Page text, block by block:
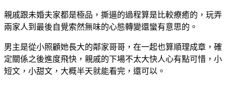
親戚跟未婚夫家都是極品，撕逼的過程算是比較療癒的，玩弄
兩家人到最後自覺索然無味的心態轉變還蠻有意思的。
男主是從小照顧她長大的鄰家哥哥，在一起也算順理成章，確
定關係之後進度飛快，親戚的下場不太大快人心有點可惜，小
短文，小甜文，大概半天就能看完，還可以。